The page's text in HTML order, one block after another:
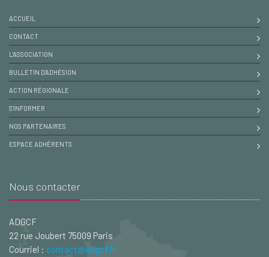
ACCUEIL
CONTACT
L'ASSOCIATION
BULLETIN D'ADHÉSION
ACTION RÉGIONALE
S'INFORMER
NOS PARTENAIRES
ESPACE ADHÉRENTS
Nous contacter
ADGCF
22 rue Joubert 75009 Paris
Courriel : contact@adgcf.fr